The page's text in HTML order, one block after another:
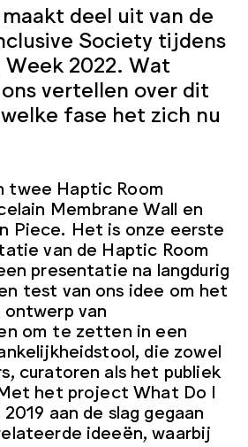
deel uit van de
Society tijdens
Week 2022. Wat
vertellen over dit
fase het zich nu
twee Haptic Room
Membrane Wall en
Piece. Het is onze eerste
van de Haptic Room
presentatie na langdurig
test van ons idee om het
van
om te zetten in een
die zowel
curatoren als het publiek
het project What Do I
aan de slag gegaan
ideeën, waarbij